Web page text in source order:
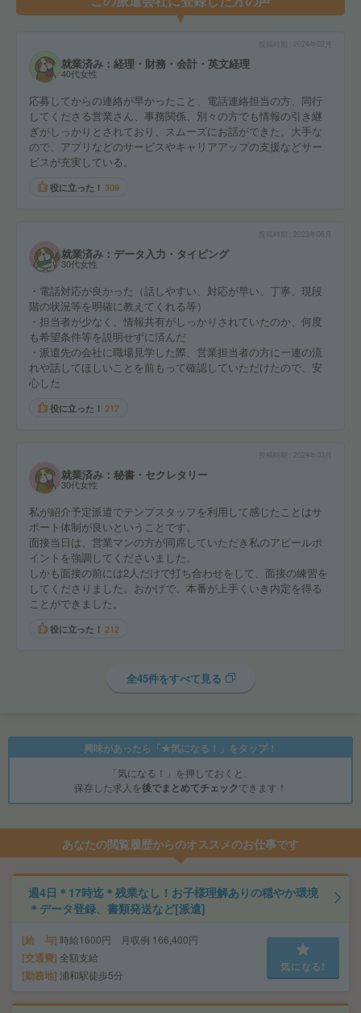
2024年02月
就業済み：経理・財務・会計・英文経理
40代女性
応募してからの連絡が早かったこと、電話連絡担当の方、同行
してくださる営業さん、事務関係、別々の方でも情報の引き継
ぎがしっかりとされており、スムーズにお話ができた。大手な
ので、アプリなどのサービスやキャリアアップの支援などサー
ビスが充実している。
役に立った！ 309
就業済み：データ入力・タイピング
30代女性
・電話対応が良かった（話しやすい、対応が早い、丁寧、現段
階の状況等を明確に教えてくれる等）
・担当者が少なく、情報共有がしっかりされていたのか、何度
も希望条件等を説明せずに済んだ
・派遣先の会社に職場見学した際、営業担当者の方に一連の流
れや話してほしいことを前もって確認していただけたので、安
心した
役に立った！ 217
2024年03月
就業済み：秘書・セクレタリー
30代女性
私が紹介予定派遣でテンプスタッフを利用して感じたことはサ
ポート体制が良いということです。
面接当日は、営業マンの方が同席していただき私のアピールポ
イントを強調してくださいました。
しかも面接の前には2人だけで打ち合わせをして、面接の練習を
してくださりました。おかげで、本番が上手くいき内定を得る
ことができました。
役に立った！ 212
全45件をすべて見る
興味があったら「★気になる！」をタップ！
「気になる！」を押しておくと、
保存した求人を後でまとめてチェックできます！
あなたの閲覧履歴からのオススメのお仕事です
週4日＊17時迄＊残業なし！お子様理解ありの穏やか環境
＊データ登録、書類発送など[派遣]
給 与 時給1600円 月収例 166,400円
交通費 全額支給
勤務地 浦和駅徒歩5分
気になる!